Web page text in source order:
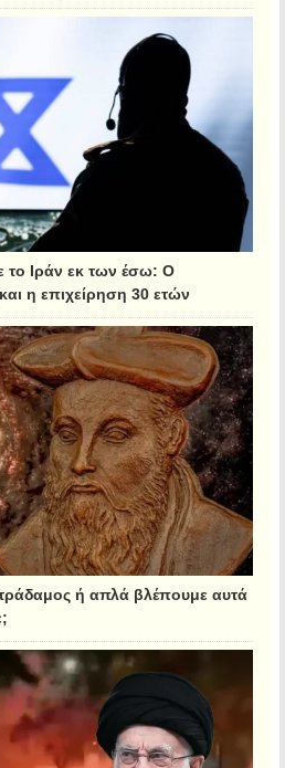
το Ιράν εκ των έσω: Ο
η επιχείρηση 30 ετών
ή απλά βλέπουμε αυτά